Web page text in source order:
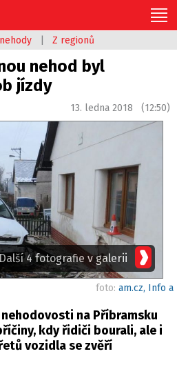
Z regionů
nehod byl
jízdy
13. ledna 2018 (12:50)
Další 4 fotografie v galerii
foto: am.cz, Info a
na Příbramsku
kdy řidiči bourali, ale i
vozidla se zvěří